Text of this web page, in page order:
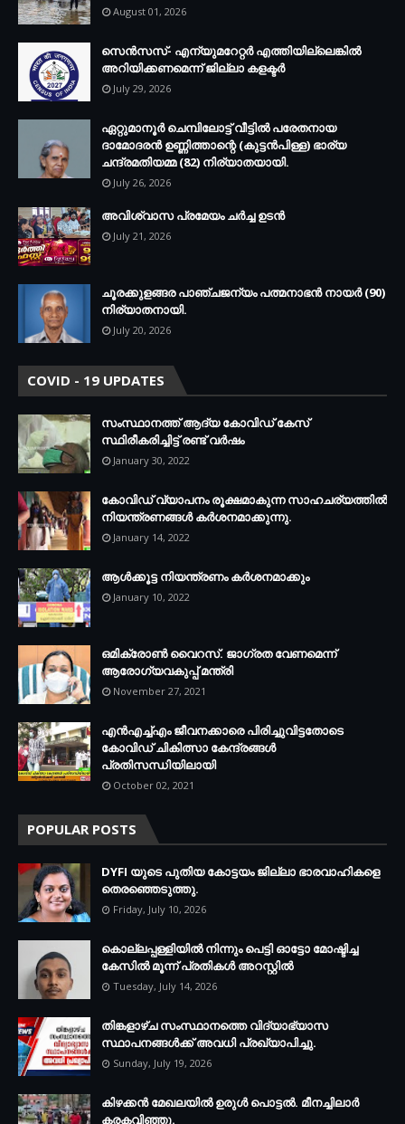
August 01, 2026
സെന്‍സസ്- എന്യുമറേറ്റര്‍ എത്തിയില്ലെങ്കില്‍
അറിയിക്കണമെന്ന് ജില്ലാ കളക്ടര്‍
July 29, 2026
ഏറ്റുമാനൂര്‍ ചെമ്പിലോട്ട് വീട്ടില്‍ പരേതനായ
ദാമോദരന്‍ ഉണ്ണിത്താന്റെ (കുട്ടന്‍പിള്ള) ഭാര്യ
ചന്ദ്രമതിയമ്മ (82) നിര്യാതയായി.
July 26, 2026
അവിശ്വാസ പ്രമേയം ചര്‍ച്ച ഉടന്‍
July 21, 2026
ചൂരക്കുളങ്ങര പാഞ്ചജന്യം പത്മനാഭന്‍ നായര്‍ (90)
നിര്യാതനായി.
July 20, 2026
COVID - 19 UPDATES
സംസ്ഥാനത്ത് ആദ്യ കോവിഡ് കേസ്
സ്ഥിരീകരിച്ചിട്ട് രണ്ട് വര്‍ഷം
January 30, 2022
കോവിഡ് വ്യാപനം രൂക്ഷമാകുന്ന സാഹചര്യത്തില്‍
നിയന്ത്രണങ്ങള്‍ കര്‍ശനമാക്കുന്നു.
January 14, 2022
ആള്‍ക്കൂട്ട നിയന്ത്രണം കര്‍ശനമാക്കും
January 10, 2022
ഒമിക്രോണ്‍ വൈറസ്. ജാഗ്രത വേണമെന്ന്
ആരോഗ്യവകുപ്പ് മന്ത്രി
November 27, 2021
എന്‍എച്ച്എം ജീവനക്കാരെ പിരിച്ചുവിട്ടതോടെ
കോവിഡ് ചികിത്സാ കേന്ദ്രങ്ങള്‍
പ്രതിസന്ധിയിലായി
October 02, 2021
POPULAR POSTS
DYFI യുടെ പുതിയ കോട്ടയം ജില്ലാ ഭാരവാഹികളെ
തെരഞ്ഞെടുത്തു.
Friday, July 10, 2026
കൊല്ലപ്പള്ളിയില്‍ നിന്നും പെട്ടി ഓട്ടോ മോഷ്ടിച്ച
കേസില്‍ മൂന്ന് പ്രതികള്‍ അറസ്റ്റില്‍
Tuesday, July 14, 2026
തിങ്കളാഴ്ച സംസ്ഥാനത്തെ വിദ്യാഭ്യാസ
സ്ഥാപനങ്ങള്‍ക്ക് അവധി പ്രഖ്യാപിച്ചു.
Sunday, July 19, 2026
കിഴക്കന്‍ മേഖലയില്‍ ഉരുള്‍ പൊട്ടല്‍. മീനച്ചിലാര്‍
കരകവിഞ്ഞു.